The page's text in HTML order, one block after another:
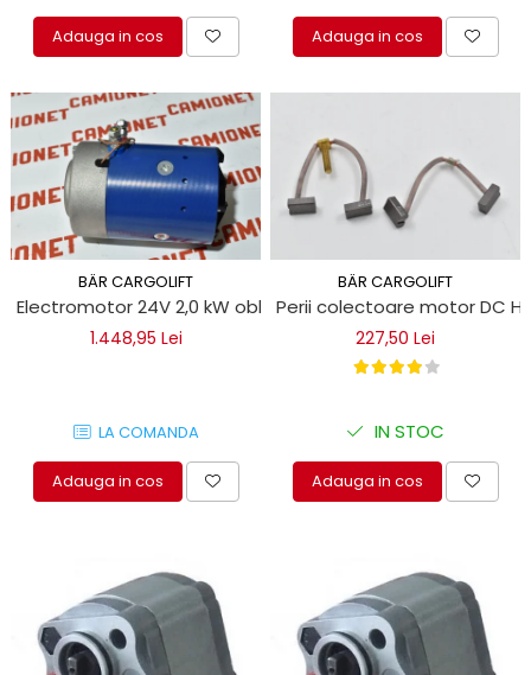
Adauga in cos Adauga in cos
BÄR CARGOLIFT
Electromotor 24V 2,0 kW obloane hidraulice Bar Cargolift
1.448,95 Lei
LA COMANDA
Adauga in cos
BÄR CARGOLIFT
Perii colectoare motor DC
227,50 Lei
IN STOC
Adauga in cos